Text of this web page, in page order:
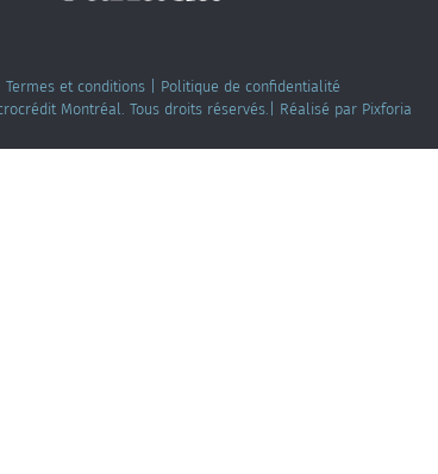
Termes et conditions| Politique de confidentialité
Montréal. Tous droits réservés.| Réalisé par Pixforia